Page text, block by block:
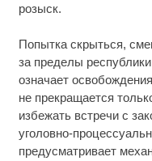
розыск.
Попытка скрыться,
за пределы
означает
не прекращается
избежать встречи с
уголовно-
предусматривает